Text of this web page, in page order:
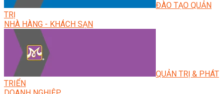
ĐÀO TẠO QUẢN
TRỊ
NHÀ HÀNG - KHÁCH SẠN
QUẢN TRỊ & PHÁT
TRIỂN